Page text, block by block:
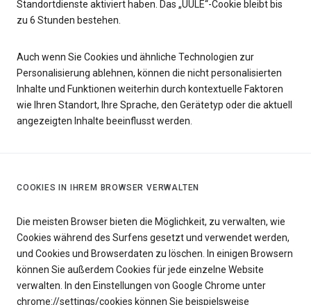
Standortdienste aktiviert haben. Das „UULE“-Cookie bleibt bis
zu 6 Stunden bestehen.
Auch wenn Sie Cookies und ähnliche Technologien zur
Personalisierung ablehnen, können die nicht personalisierten
Inhalte und Funktionen weiterhin durch kontextuelle Faktoren
wie Ihren Standort, Ihre Sprache, den Gerätetyp oder die aktuell
angezeigten Inhalte beeinflusst werden.
COOKIES IN IHREM BROWSER VERWALTEN
Die meisten Browser bieten die Möglichkeit, zu verwalten, wie
Cookies während des Surfens gesetzt und verwendet werden,
und Cookies und Browserdaten zu löschen. In einigen Browsern
können Sie außerdem Cookies für jede einzelne Website
verwalten. In den Einstellungen von Google Chrome unter
chrome://settings/cookies können Sie beispielsweise